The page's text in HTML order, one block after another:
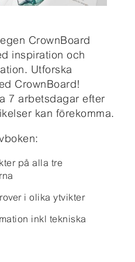
CrownBoard
inspiration och
Utforska
CrownBoard!
7 arbetsdagar efter
kan förekomma.
på alla tre
i olika ytvikter
inkl tekniska